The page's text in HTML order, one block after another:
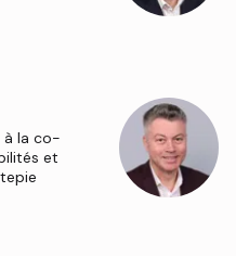
à la co-
et